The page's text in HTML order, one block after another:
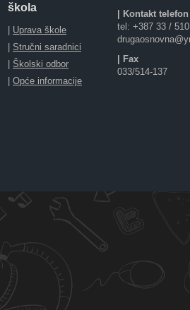
škola
| Uprava škole
| Stručni saradnici
| Školski odbor
| Opće informacije
| Kontakt telefon
tel: +387 33 /
| Fax
033/514-137